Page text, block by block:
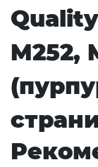
M252,